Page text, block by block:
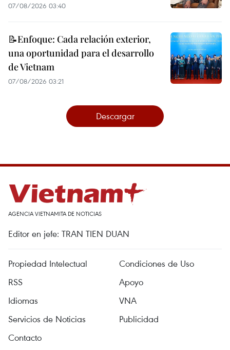
07/08/2026 03:40
📝Enfoque: Cada relación exterior,
una oportunidad para el desarrollo
de Vietnam
07/08/2026 03:21
Descargar
AGENCIA VIETNAMITA DE NOTICIAS
Editor en jefe: TRAN TIEN DUAN
Propiedad Intelectual
Condiciones de Uso
RSS
Apoyo
Idiomas
VNA
Servicios de Noticias
Publicidad
Contacto